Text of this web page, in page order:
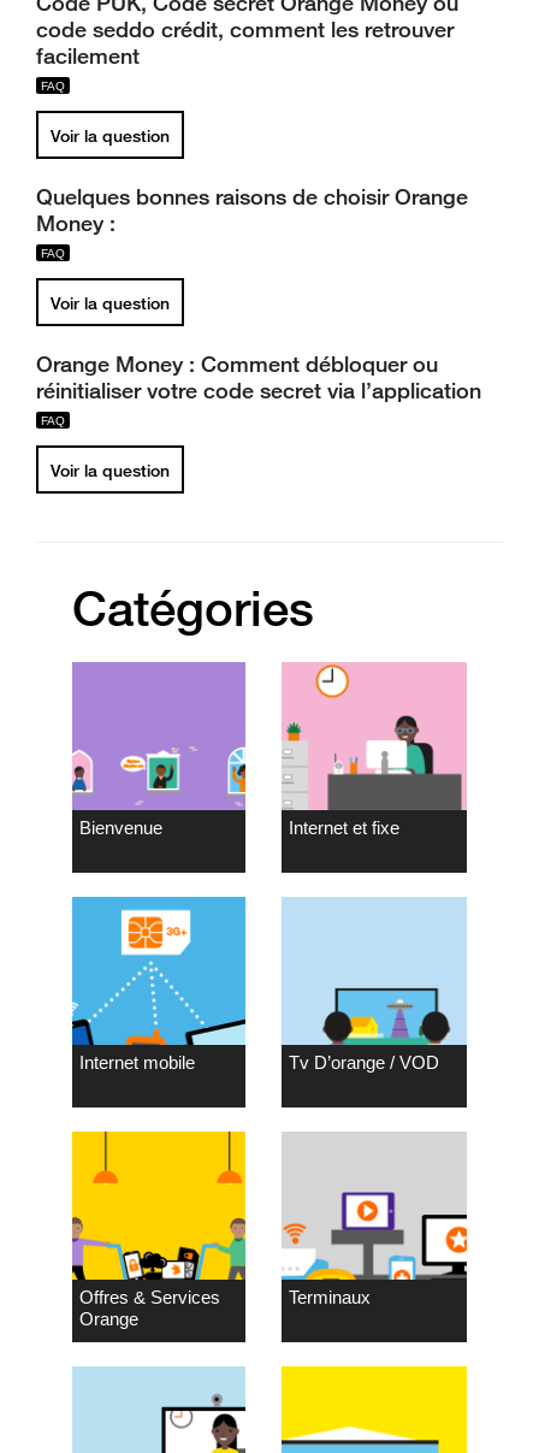
code seddo crédit, comment les retrouver
facilement
Voir la question
Quelques bonnes raisons de choisir Orange
Money :
Voir la question
Orange Money : Comment débloquer ou
réinitialiser votre code secret via l’application
Voir la question
Catégories
Bienvenue Internet et fixe
Internet mobile Tv D’orange / VOD
Offres & Services
Orange
Terminaux